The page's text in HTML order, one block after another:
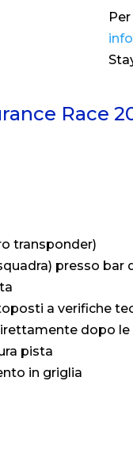
Race
transponder)
presso bar
a verifiche
dopo le
pista
in griglia